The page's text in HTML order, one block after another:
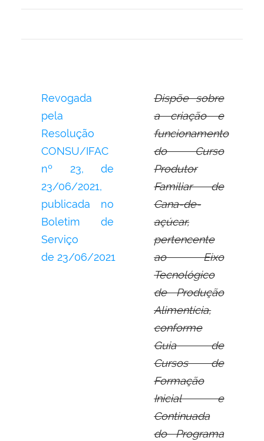
Revogada
pela
Resolução
CONSU/IFAC
nº 23,
de
23/06/2021,
publicada no
Boletim de
Serviço
de23/06/2021
Dispõe sobre
a criação e
funcionamento
do Curso
Produtor
Familiar de
Cana-de-
açúcar,
pertencente
ao Eixo
Tecnológico
de Produção
Alimentícia,
conforme
Guia de
Cursos de
Formação
Inicial e
Continuada
do Programa